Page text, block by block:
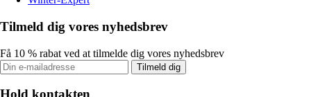
Tilmeld dig vores nyhedsbrev
Få 10 % rabat ved at tilmelde dig vores nyhedsbrev
Tilmeld dig